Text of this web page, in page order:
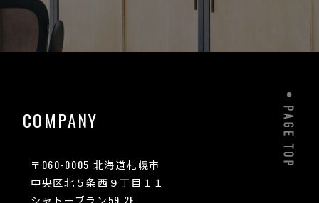
COMPANY
〒060-0005 北海道札幌市
中央区北５条西９丁目１１
シャトーブラン59 2F